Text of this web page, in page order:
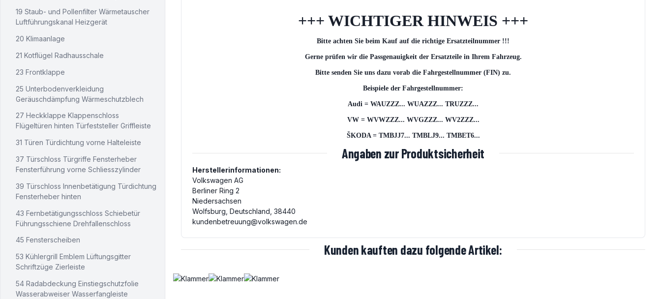
+++ WICHTIGER HINWEIS +++
Bitte achten Sie beim Kauf auf die richtige Ersatzteilnummer !!!
Gerne prüfen wir die Passgenauigkeit der Ersatzteile in Ihrem Fahrzeug.
Bitte senden Sie uns dazu vorab die Fahrgestellnummer (FIN) zu.
Beispiele der Fahrgestellnummer:
Audi = WAUZZZ... WUAZZZ... TRUZZZ...
VW = WVWZZZ... WVGZZZ... WV2ZZZ...
ŠKODA = TMBJJ7... TMBLJ9... TMBET6...
Angaben zur Produktsicherheit
Herstellerinformationen:
Volkswagen AG
Berliner Ring 2
Niedersachsen
Wolfsburg, Deutschland, 38440
kundenbetreuung@volkswagen.de
Kunden kauften dazu folgende Artikel:
19 Staub- und Pollenfilter Wärmetauscher
Luftführungskanal Heizgerät
20 Klimaanlage
21 Kotflügel Radhausschale
23 Frontklappe
25 Unterbodenverkleidung
Geräuschdämpfung Wärmeschutzblech
27 Heckklappe Klappenschloss
Flügeltüren hinten Türfeststeller Griffleiste
31 Türen Türdichtung vorne Halteleiste
37 Türschloss Türgriffe Fensterheber
Fensterführung vorne Schliesszylinder
39 Türschloss Innenbetätigung Türdichtung
Fensterheber hinten
43 Fernbetätigungsschloss Schiebetür
Führungsschiene Drehfallenschloss
45 Fensterscheiben
53 Kühlergrill Emblem Lüftungsgitter
Schriftzüge Zierleiste
54 Radabdeckung Einstiegschutzfolie
Wasserabweiser Wasserfangleiste